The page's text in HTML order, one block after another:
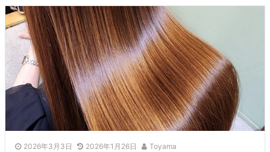
2026年3月3日 2026年1月26日 Toyama